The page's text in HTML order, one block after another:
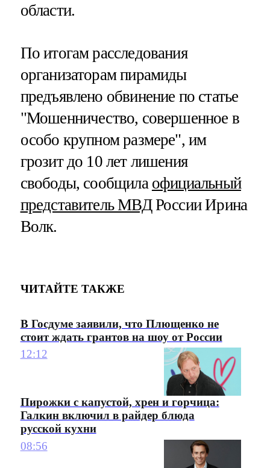
области.
По итогам расследования
организаторам пирамиды
предъявлено обвинение по статье
"Мошенничество, совершенное в
особо крупном размере", им
грозит до 10 лет лишения
свободы, сообщила официальный
представитель МВДРоссии Ирина
Волк.
ЧИТАЙТЕ ТАКЖЕ
В Госдуме заявили, что Плющенко не
стоит ждать грантов на шоу от России
12:12
Пирожки с капустой, хрен и горчица:
Галкин включил в райдер блюда
русской кухни
08:56